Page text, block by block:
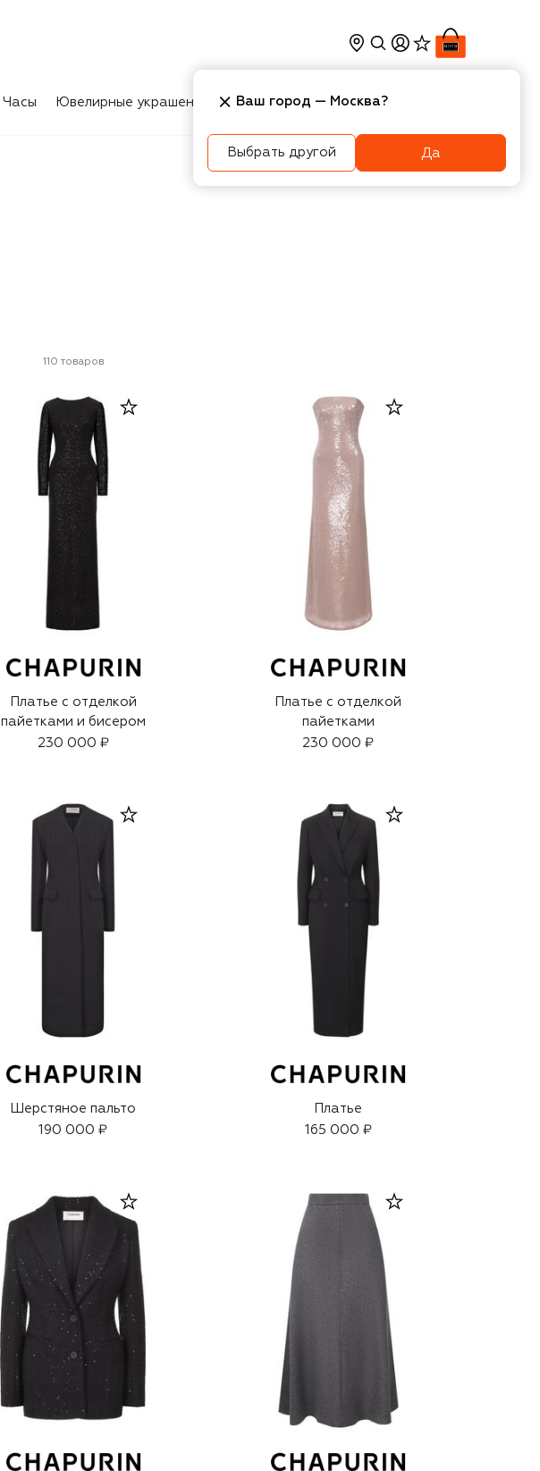
Часы Ювелирные украшения Косметика Интерьер
110 товаров
Платье с отделкой
пайетками и бисером
230 000 ₽
Платье с отделкой
пайетками
230 000 ₽
Шерстяное пальто
190 000 ₽
Платье
165 000 ₽
Ваш город — Москва?
Выбрать другой Да